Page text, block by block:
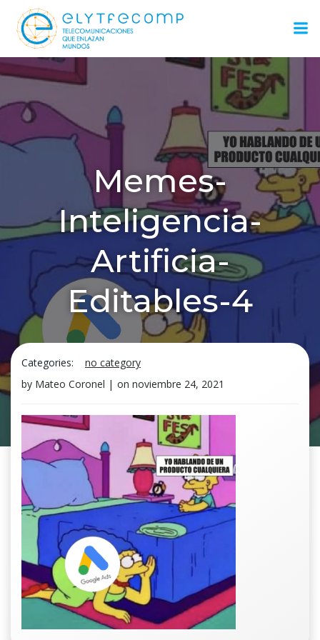
al
Memes-
Inteligencia-
Artificia-
Editables-4
Categories:
no category
by Mateo Coronel | on noviembre 24, 2021